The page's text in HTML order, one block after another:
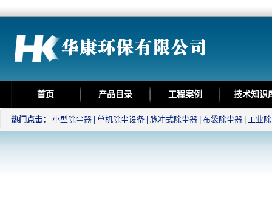
首页 产品目录 工程案例 技术知识
热门点击： 小型除尘器 单机除尘设备 脉冲式除尘器 布袋除尘器 工业